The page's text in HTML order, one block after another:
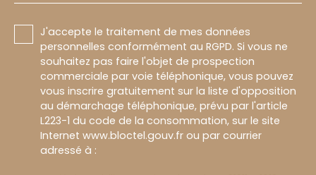
J'accepte le traitement de mes données
personnelles conformément au RGPD. Si vous ne
souhaitez pas faire l'objet de prospection
commerciale par voie téléphonique, vous pouvez
vous inscrire gratuitement sur la liste d'opposition
au démarchage téléphonique, prévu par l'article
L223-1 du code de la consommation, sur le site
Internet www.bloctel.gouv.fr ou par courrier
adressé à :